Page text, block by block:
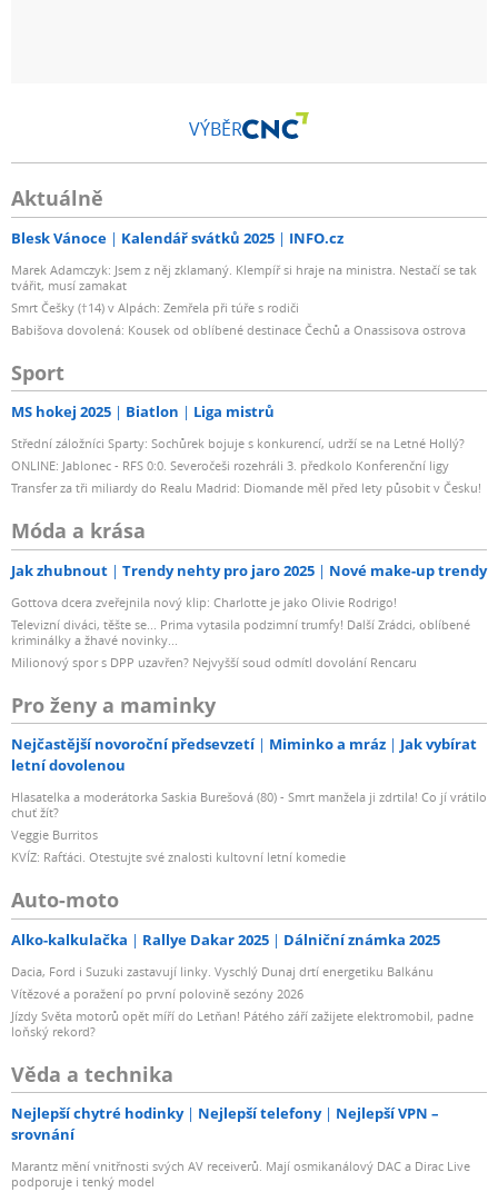
VÝBĚR
Aktuálně
Blesk Vánoce Kalendář svátků 2025 INFO.cz
Marek Adamczyk: Jsem z něj zklamaný. Klempíř si hraje na ministra. Nestačí se tak
tvářit, musí zamakat
Smrt Češky (†14) v Alpách: Zemřela při túře s rodiči
Babišova dovolená: Kousek od oblíbené destinace Čechů a Onassisova ostrova
Sport
MS hokej 2025 Biatlon Liga mistrů
Střední záložníci Sparty: Sochůrek bojuje s konkurencí, udrží se na Letné Hollý?
ONLINE: Jablonec - RFS 0:0. Severočeši rozehráli 3. předkolo Konferenční ligy
Transfer za tři miliardy do Realu Madrid: Diomande měl před lety působit v Česku!
Móda a krása
Jak zhubnout Trendy nehty pro jaro 2025 Nové make-up trendy
Gottova dcera zveřejnila nový klip: Charlotte je jako Olivie Rodrigo!
Televizní diváci, těšte se... Prima vytasila podzimní trumfy! Další Zrádci, oblíbené
kriminálky a žhavé novinky...
Milionový spor s DPP uzavřen? Nejvyšší soud odmítl dovolání Rencaru
Pro ženy a maminky
Nejčastější novoroční předsevzetí Miminko a mráz
Jak vybírat
letní dovolenou
Hlasatelka a moderátorka Saskia Burešová (80) - Smrt manžela ji zdrtila! Co jí vrátilo
chuť žít?
Veggie Burritos
KVÍZ: Rafťáci. Otestujte své znalosti kultovní letní komedie
Auto-moto
Alko-kalkulačka Rallye Dakar 2025 Dálniční známka 2025
Dacia, Ford i Suzuki zastavují linky. Vyschlý Dunaj drtí energetiku Balkánu
Vítězové a poražení po první polovině sezóny 2026
Jízdy Světa motorů opět míří do Letňan! Pátého září zažijete elektromobil, padne
loňský rekord?
Věda a technika
Nejlepší chytré hodinky Nejlepší telefony
Nejlepší VPN –
srovnání
Marantz mění vnitřnosti svých AV receiverů. Mají osmikanálový DAC a Dirac Live
podporuje i tenký model